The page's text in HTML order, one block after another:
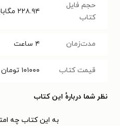
حجم فایل
کتاب
۲۲۸.۹۴
مدت‌زمان ۴ ساعت
قیمت کتاب ۱۰۱۰۰۰ تومان
نظر شما دربارهٔ این کتاب
به این کتاب چه